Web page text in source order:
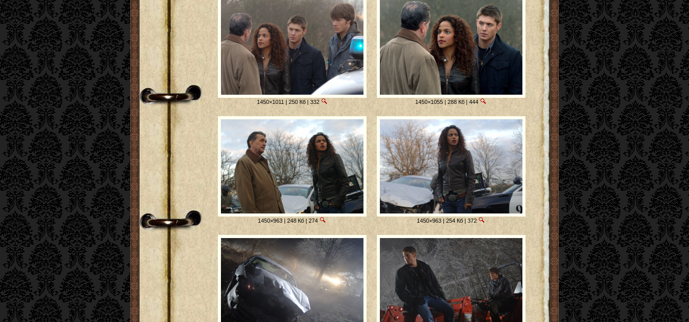
1450×1011 | 250 Кб | 332 1450×1055 | 288 Кб | 444
1450×963 | 248 Кб | 274 1450×963 | 254 Кб | 372